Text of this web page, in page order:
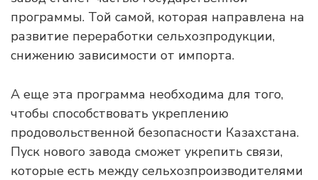
программы. Той самой, которая направлена на
развитие переработки сельхозпродукции,
снижению зависимости от импорта.
А еще эта программа необходима для того,
чтобы способствовать укреплению
продовольственной безопасности Казахстана.
Пуск нового завода сможет укрепить связи,
которые есть между сельхозпроизводителями